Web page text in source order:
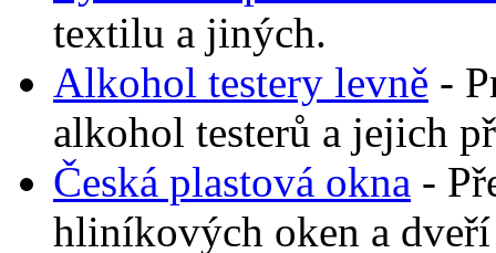
textilu a jiných.
Alkohol testery levně -
alkohol testerů a jejich
Česká plastová okna -
hliníkových oken a